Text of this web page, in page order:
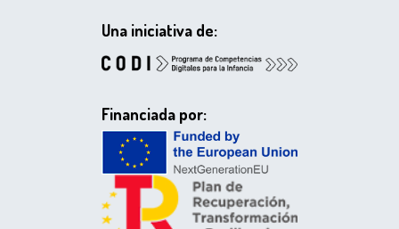
Una iniciativa de:
Financiada por: